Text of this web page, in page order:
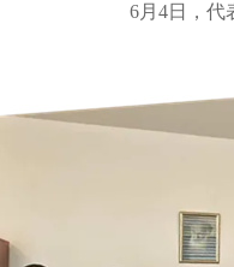
6月4日，代